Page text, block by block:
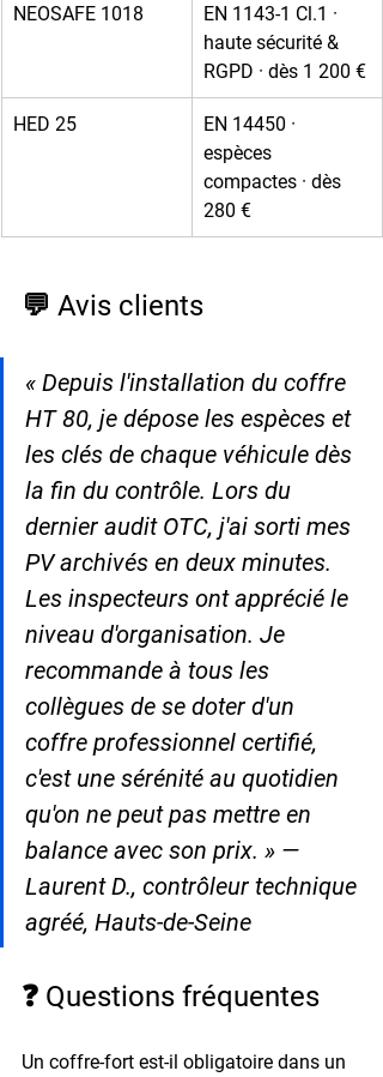
NEOSAFE 1018
EN 1143-1 Cl.1 ·
haute sécurité &
RGPD · dès 1 200 €
HED 25
EN 14450 ·
espèces
compactes · dès
280 €
💬 Avis clients
« Depuis l'installation du coffre
HT 80, je dépose les espèces et
les clés de chaque véhicule dès
la fin du contrôle. Lors du
dernier audit OTC, j'ai sorti mes
PV archivés en deux minutes.
Les inspecteurs ont apprécié le
niveau d'organisation. Je
recommande à tous les
collègues de se doter d'un
coffre professionnel certifié,
c'est une sérénité au quotidien
qu'on ne peut pas mettre en
balance avec son prix. » —
Laurent D., contrôleur technique
agréé, Hauts-de-Seine
❓ Questions fréquentes
Un coffre-fort est-il obligatoire dans un